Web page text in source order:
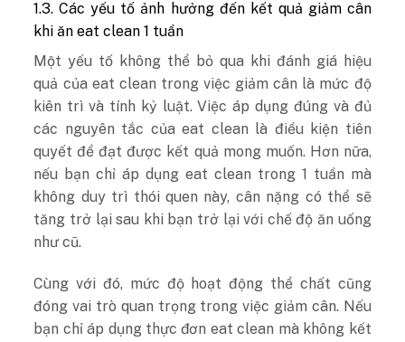
1.3. Các yếu tố ảnh hưởng đến kết quả giảm cân
khi ăn eat clean 1 tuần
Một yếu tố không thể bỏ qua khi đánh giá hiệu
quả của eat clean trong việc giảm cân là mức độ
kiên trì và tính kỷ luật. Việc áp dụng đúng và đủ
các nguyên tắc của eat clean là điều kiện tiên
quyết để đạt được kết quả mong muốn. Hơn nữa,
nếu bạn chỉ áp dụng eat clean trong 1 tuần mà
không duy trì thói quen này, cân nặng có thể sẽ
tăng trở lại sau khi bạn trở lại với chế độ ăn uống
như cũ.
Cùng với đó, mức độ hoạt động thể chất cũng
đóng vai trò quan trọng trong việc giảm cân. Nếu
bạn chỉ áp dụng thực đơn eat clean mà không kết